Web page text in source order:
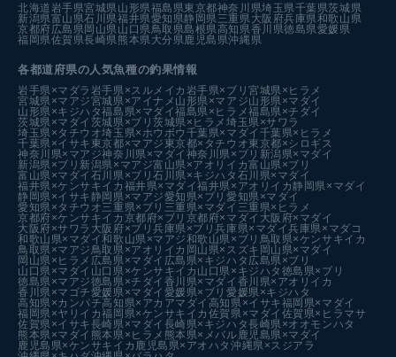
北海道 岩手県宮城県 山形県福島県東京都神奈川県埼玉県千葉県茨城県
新潟県富山県石川県福井県愛知県静岡県 三重県 大阪府兵庫県和歌山県
京都府広島県岡山県 山口県 鳥取県島根県高知県香川県徳島県愛媛県
福岡県佐賀県長崎県 熊本県 大分県 鹿児島県沖縄県
各都道府県の人気魚種の釣果情報
岩手県×マダラ 岩手県×スルメイカ 岩手県×ブリ宮城県×ヒラメ
宮城県×マアジ宮城県×アイナメ 山形県×マアジ山形県×マダイ
山形県×キジハタ福島県×マダイ福島県×ヒラメ福島県×チダイ
茨城県×マダイ 茨城県×ブリ茨城県×ヒラメ埼玉県×サワラ
埼玉県×タチウオ埼玉県×ホウボウ 千葉県×マダイ 千葉県×ヒラメ
千葉県×イサキ 東京都×マアジ 東京都×タチウオ東京都×シロギス
神奈川県×マアジ神奈川県×マダイ 神奈川県×ブリ 新潟県×マダイ
新潟県×ブリ 新潟県×マアジ富山県×アオリイカ富山県×ブリ
富山県×マダイ 石川県×ブリ石川県×キジハタ 石川県×マダイ
福井県×ケンサキイカ 福井県×マダイ福井県×アオリイカ静岡県×マダイ
静岡県×イサキ静岡県×マアジ愛知県×ブリ愛知県×マダイ
愛知県×タチウオ三重県×ブリ 三重県×マダイ 三重県×ヒラメ
京都府×ケンサキイカ 京都府×ブリ 京都府×マダイ 大阪府×マダイ
大阪府×サワラ 大阪府×ブリ兵庫県×ブリ兵庫県×マダイ兵庫県×マダコ
和歌山県×マダイ和歌山県×マアジ和歌山県×ブリ 鳥取県×ケンサキイカ
鳥取県×マアジ 鳥取県×アオリイカ 岡山県×スズキ 岡山県×マダイ
岡山県×ヒラメ 広島県×マダイ 広島県×キジハタ 広島県×ブリ
山口県×マダイ 山口県×ケンサキイカ 山口県×キジハタ 徳島県×ブリ
徳島県×マアジ徳島県×チダイ 香川県×マダイ 香川県×アオリイカ
香川県×マゴチ愛媛県×マダイ 愛媛県×ブリ愛媛県×キジハタ
高知県×カンパチ高知県×アカアマダイ 高知県×イサキ福岡県×マダイ
福岡県×ヤリイカ福岡県×ケンサキイカ 佐賀県×マダイ 佐賀県×ヒラマサ
佐賀県×イサキ長崎県×マダイ 長崎県×キジハタ長崎県×オオモンハタ
熊本県×マダイ 熊本県×ヒラメ 熊本県×メバル 鹿児島県×マダイ
鹿児島県×ケンサキイカ 鹿児島県×アオハタ沖縄県×スジアラ